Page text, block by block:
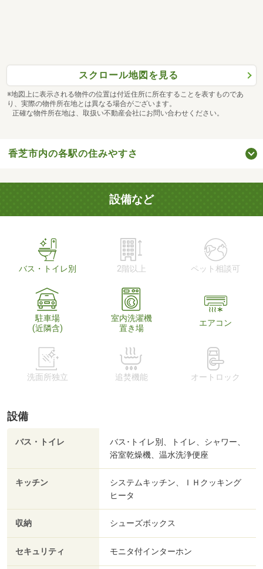
スクロール地図を見る
※地図上に表示される物件の位置は付近住所に所在することを表すものであ
り、実際の物件所在地とは異なる場合がございます。
正確な物件所在地は、取扱い不動産会社にお問い合わせください。
香芝市内の各駅の住みやすさ
設備など
バス・トイレ別 2階以上 ペット相談可
駐車場
(近隣含)
室内洗濯機
置き場
エアコン
洗面所独立 追焚機能 オートロック
設備
バス・トイレ
バス･トイレ別、トイレ、シャワー、
浴室乾燥機、温水洗浄便座
キッチン
システムキッチン、ＩＨクッキング
ヒータ
収納 シューズボックス
セキュリティ モニタ付インターホン